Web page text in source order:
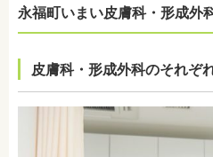
永福町いまい皮膚科・形成外
皮膚科・形成外科のそれぞ